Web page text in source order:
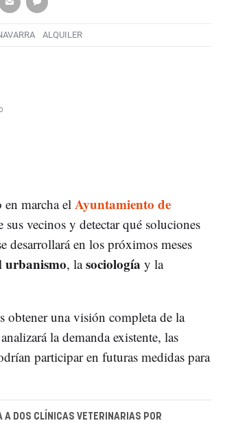
ALQUILER
en marcha el Ayuntamiento de
sus vecinos y detectar qué soluciones
desarrollará en los próximos meses
urbanismo, lasociología y la
obtener una visión completa de la
la demanda existente, las
participar en futuras medidas para
A DOS CLÍNICAS VETERINARIAS POR